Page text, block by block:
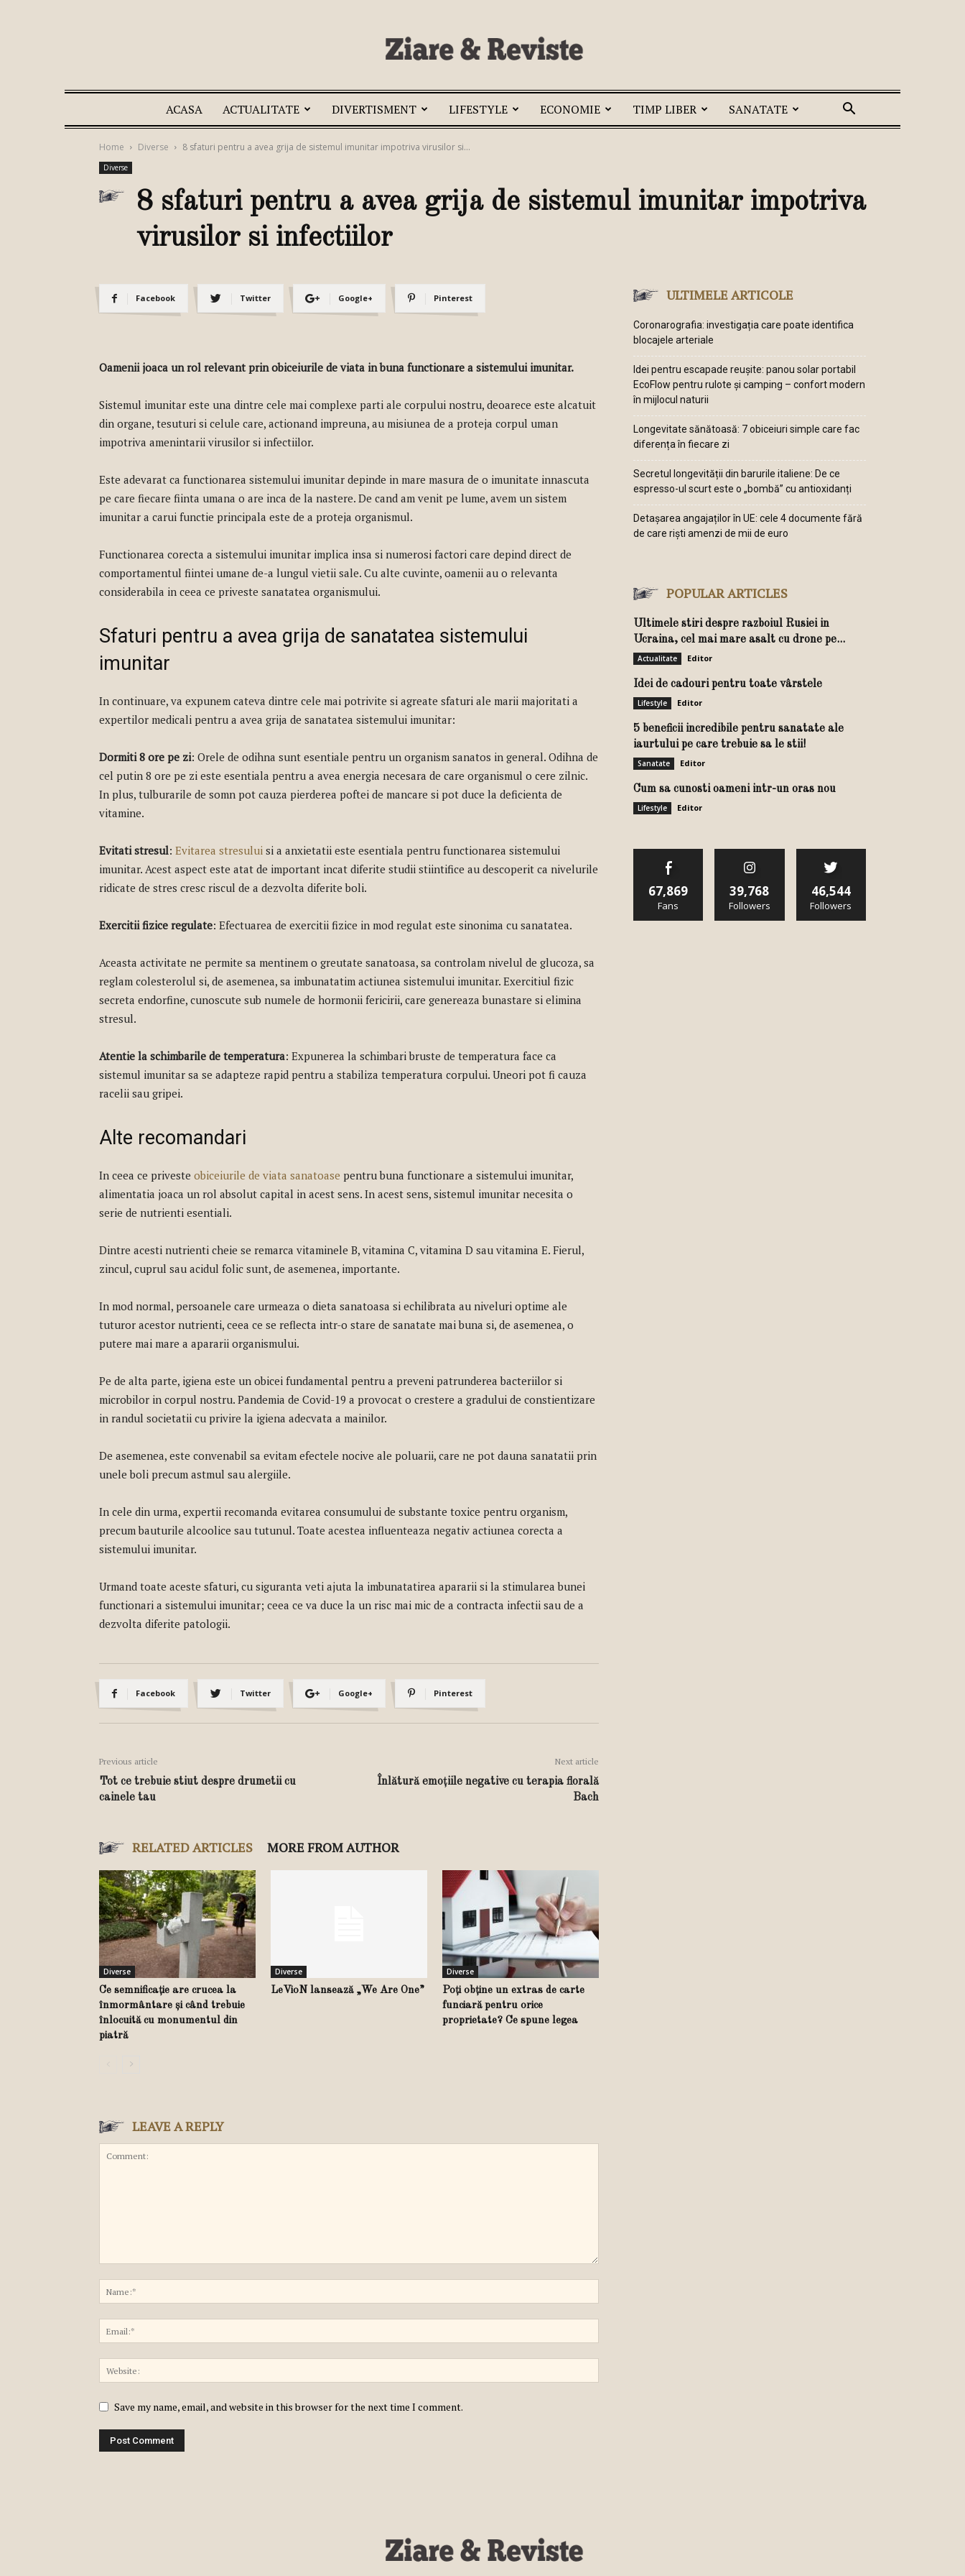
si
ACASA ACTUALITATE DIVERTISMENT LIFESTYLE ECONOMIE TIMP LIBER SANATATE
Home Diverse 8 sfaturi pentru a avea grija de sistemul imunitar impotriva virusilor si...
Diverse
8 sfaturi pentru a avea grija de sistemul imunitar impotriva
virusilor si infectiilor
Facebook Twitter Google+ Pinterest
Oamenii joaca un rol relevant prin obiceiurile de viata in buna functionare a sistemului imunitar.
Sistemul imunitar este una dintre cele mai complexe parti ale corpului nostru, deoarece este alcatuit
din organe, tesuturi si celule care, actionand impreuna, au misiunea de a proteja corpul uman
impotriva amenintarii virusilor si infectiilor.
Este adevarat ca functionarea sistemului imunitar depinde in mare masura de o imunitate innascuta
pe care fiecare fiinta umana o are inca de la nastere. De cand am venit pe lume, avem un sistem
imunitar a carui functie principala este de a proteja organismul.
Functionarea corecta a sistemului imunitar implica insa si numerosi factori care depind direct de
comportamentul fiintei umane de-a lungul vietii sale. Cu alte cuvinte, oamenii au o relevanta
considerabila in ceea ce priveste sanatatea organismului.
Sfaturi pentru a avea grija de sanatatea sistemului
imunitar
In continuare, va expunem cateva dintre cele mai potrivite si agreate sfaturi ale marii majoritati a
expertilor medicali pentru a avea grija de sanatatea sistemului imunitar:
Dormiti 8 ore pe zi: Orele de odihna sunt esentiale pentru un organism sanatos in general. Odihna de
cel putin 8 ore pe zi este esentiala pentru a avea energia necesara de care organismul o cere zilnic.
In plus, tulburarile de somn pot cauza pierderea poftei de mancare si pot duce la deficienta de
vitamine.
Evitati stresul: Evitarea stresului si a anxietatii este esentiala pentru functionarea sistemului
imunitar. Acest aspect este atat de important incat diferite studii stiintifice au descoperit ca nivelurile
ridicate de stres cresc riscul de a dezvolta diferite boli.
Exercitii fizice regulate: Efectuarea de exercitii fizice in mod regulat este sinonima cu sanatatea.
Aceasta activitate ne permite sa mentinem o greutate sanatoasa, sa controlam nivelul de glucoza, sa
reglam colesterolul si, de asemenea, sa imbunatatim actiunea sistemului imunitar. Exercitiul fizic
secreta endorfine, cunoscute sub numele de hormonii fericirii, care genereaza bunastare si elimina
stresul.
Atentie la schimbarile de temperatura: Expunerea la schimbari bruste de temperatura face ca
sistemul imunitar sa se adapteze rapid pentru a stabiliza temperatura corpului. Uneori pot fi cauza
racelii sau gripei.
Alte recomandari
In ceea ce priveste obiceiurile de viata sanatoase pentru buna functionare a sistemului imunitar,
alimentatia joaca un rol absolut capital in acest sens. In acest sens, sistemul imunitar necesita o
serie de nutrienti esentiali.
Dintre acesti nutrienti cheie se remarca vitaminele B, vitamina C, vitamina D sau vitamina E. Fierul,
zincul, cuprul sau acidul folic sunt, de asemenea, importante.
In mod normal, persoanele care urmeaza o dieta sanatoasa si echilibrata au niveluri optime ale
tuturor acestor nutrienti, ceea ce se reflecta intr-o stare de sanatate mai buna si, de asemenea, o
putere mai mare a apararii organismului.
Pe de alta parte, igiena este un obicei fundamental pentru a preveni patrunderea bacteriilor si
microbilor in corpul nostru. Pandemia de Covid-19 a provocat o crestere a gradului de constientizare
in randul societatii cu privire la igiena adecvata a mainilor.
De asemenea, este convenabil sa evitam efectele nocive ale poluarii, care ne pot dauna sanatatii prin
unele boli precum astmul sau alergiile.
In cele din urma, expertii recomanda evitarea consumului de substante toxice pentru organism,
precum bauturile alcoolice sau tutunul. Toate acestea influenteaza negativ actiunea corecta a
sistemului imunitar.
Urmand toate aceste sfaturi, cu siguranta veti ajuta la imbunatatirea apararii si la stimularea bunei
functionari a sistemului imunitar; ceea ce va duce la un risc mai mic de a contracta infectii sau de a
dezvolta diferite patologii.
Facebook Twitter Google+ Pinterest
Previous article
Tot ce trebuie stiut despre drumetii cu
cainele tau
Next article
Înlătură emoțiile negative cu terapia florală
Bach
RELATED ARTICLES MORE FROM AUTHOR
Diverse
Ce semnificație are crucea la
înmormântare și când trebuie
înlocuită cu monumentul din
piatră
Diverse
LeVioN lansează „We Are One”
Diverse
Poți obține un extras de carte
funciară pentru orice
proprietate? Ce spune legea
LEAVE A REPLY
Save my name, email, and website in this browser for the next time I comment.
ULTIMELE ARTICOLE
Coronarografia: investigația care poate identifica
blocajele arteriale
Idei pentru escapade reușite: panou solar portabil
EcoFlow pentru rulote și camping – confort modern
în mijlocul naturii
Longevitate sănătoasă: 7 obiceiuri simple care fac
diferența în fiecare zi
Secretul longevității din barurile italiene: De ce
espresso-ul scurt este o „bombă” cu antioxidanți
Detașarea angajaților în UE: cele 4 documente fără
de care riști amenzi de mii de euro
POPULAR ARTICLES
Ultimele stiri despre razboiul Rusiei in
Ucraina, cel mai mare asalt cu drone pe...
Actualitate Editor
Idei de cadouri pentru toate vârstele
Lifestyle Editor
5 beneficii incredibile pentru sanatate ale
iaurtului pe care trebuie sa le stii!
Sanatate Editor
Cum sa cunosti oameni intr-un oras nou
Lifestyle Editor
67,869
Fans
39,768
Followers
46,544
Followers